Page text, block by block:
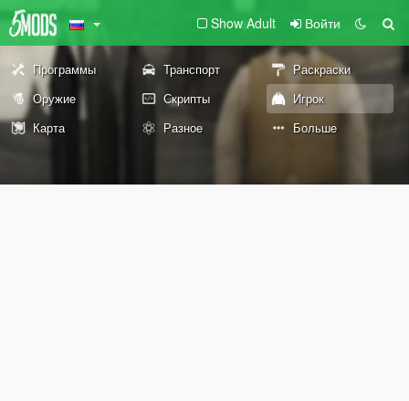
Show Adult Войти
Программы Транспорт
Раскраски
Оружие
Скрипты
Игрок
Карта
Разное Больше